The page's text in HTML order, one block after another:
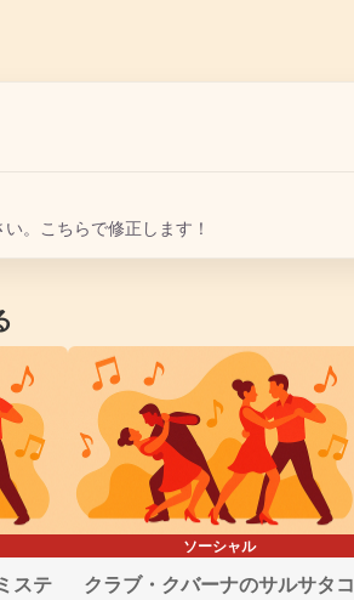
。こちらで修正します！
ステ
ソーシャル
クラブ・クバーナのサルサタコ